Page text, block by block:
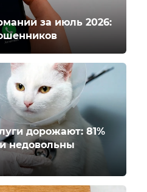
за июль 2026:
дорожают: 81%
недовольны